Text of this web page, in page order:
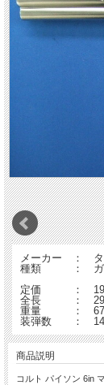
メーカー ： タ
種類 ： ガス
定価 ：
全長 ：
重量 ：
装弾数 ： 14
商品説明
コルト パイソン 6in